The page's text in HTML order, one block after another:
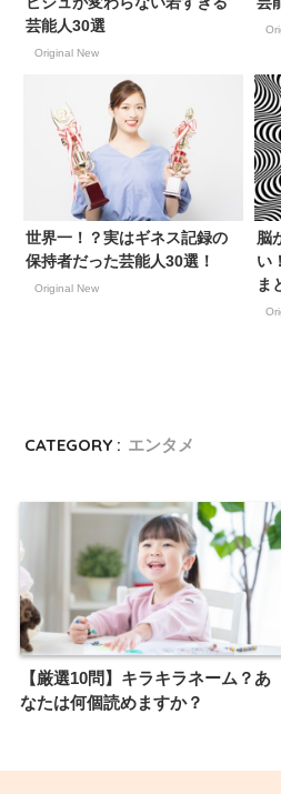
芸能人30選
Original New
世界一！？実はギネス記録の
保持者だった芸能人30選！
Original New
脳
い
ま
CATEGORY : エンタメ
【厳選10問】キラキラネーム？あ
なたは何個読めますか？